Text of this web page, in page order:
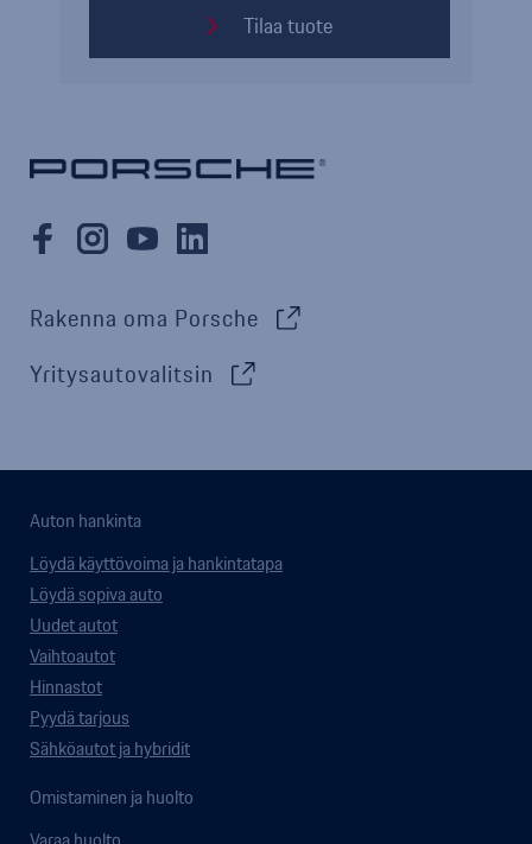
Tilaa tuote
Rakenna oma Porsche
Yritysautovalitsin
Auton hankinta
Löydä käyttövoima ja hankintatapa
Löydä sopiva auto
Uudet autot
Vaihtoautot
Hinnastot
Pyydä tarjous
Sähköautot ja hybridit
Omistaminen ja huolto